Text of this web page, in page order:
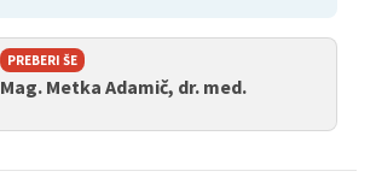
PREBERI ŠE
Mag. Metka Adamič, dr. med.